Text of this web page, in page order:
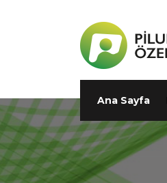
Ana Sayfa